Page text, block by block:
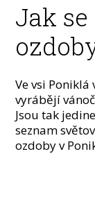
Jak
Ve vsi Poniklá
vyrábějí
Jsou tak
seznam
ozdoby v